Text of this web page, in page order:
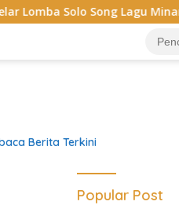
Song Lagu Minang
Berita Terkini
Popular Post